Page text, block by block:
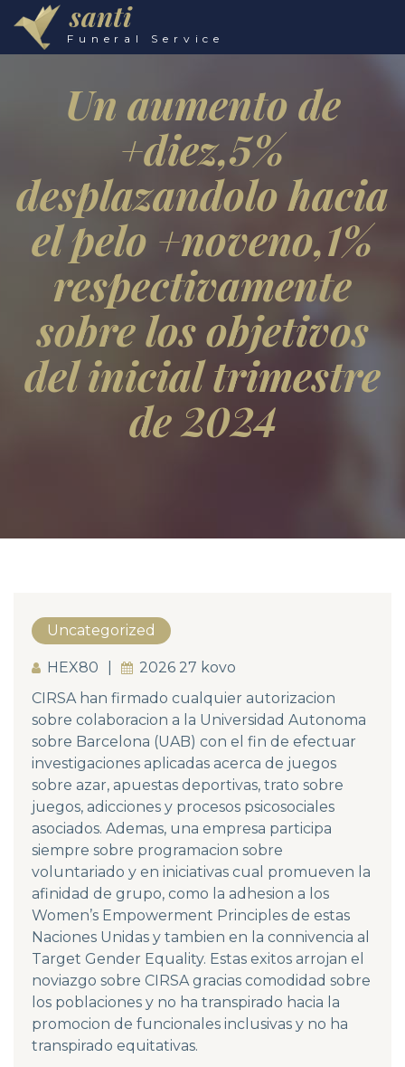
santi
Funeral Service
Un aumento de
+diez,5%
desplazandolo hacia
el pelo +noveno,1%
respectivamente
sobre los objetivos
del inicial trimestre
de 2024
Uncategorized
HEX80
2026 27 kovo
CIRSA han firmado cualquier autorizacion
sobre colaboracion a la Universidad Autonoma
sobre Barcelona (UAB) con el fin de efectuar
investigaciones aplicadas acerca de juegos
sobre azar, apuestas deportivas, trato sobre
juegos, adicciones y procesos psicosociales
asociados. Ademas, una empresa participa
siempre sobre programacion sobre
voluntariado y en iniciativas cual promueven la
afinidad de grupo, como la adhesion a los
Women’s Empowerment Principles de estas
Naciones Unidas y tambien en la connivencia al
Target Gender Equality. Estas exitos arrojan el
noviazgo sobre CIRSA gracias comodidad sobre
los poblaciones y no ha transpirado hacia la
promocion de funcionales inclusivas y no ha
transpirado equitativas.